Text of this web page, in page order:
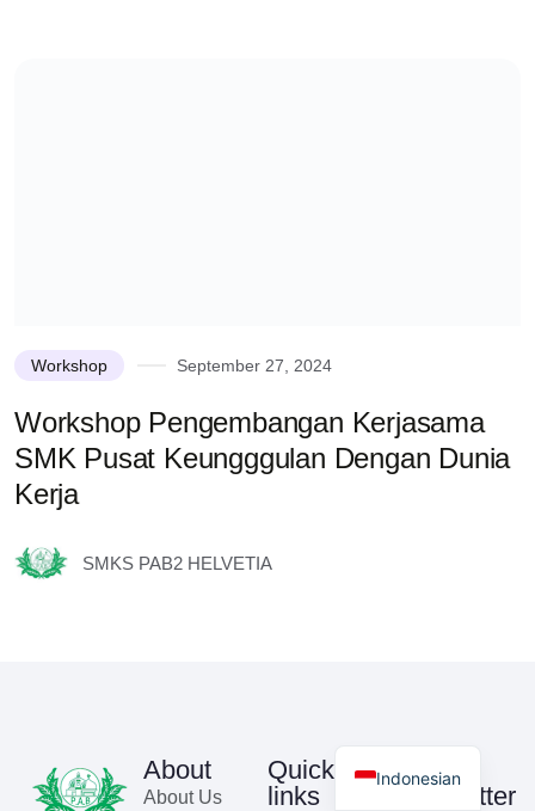
Workshop September 27, 2024
Workshop Pengembangan Kerjasama
SMK Pusat Keungggulan Dengan Dunia
Kerja
SMKS PAB2 HELVETIA
About
About Us
Quick
links
Our
Newsletter
Indonesian